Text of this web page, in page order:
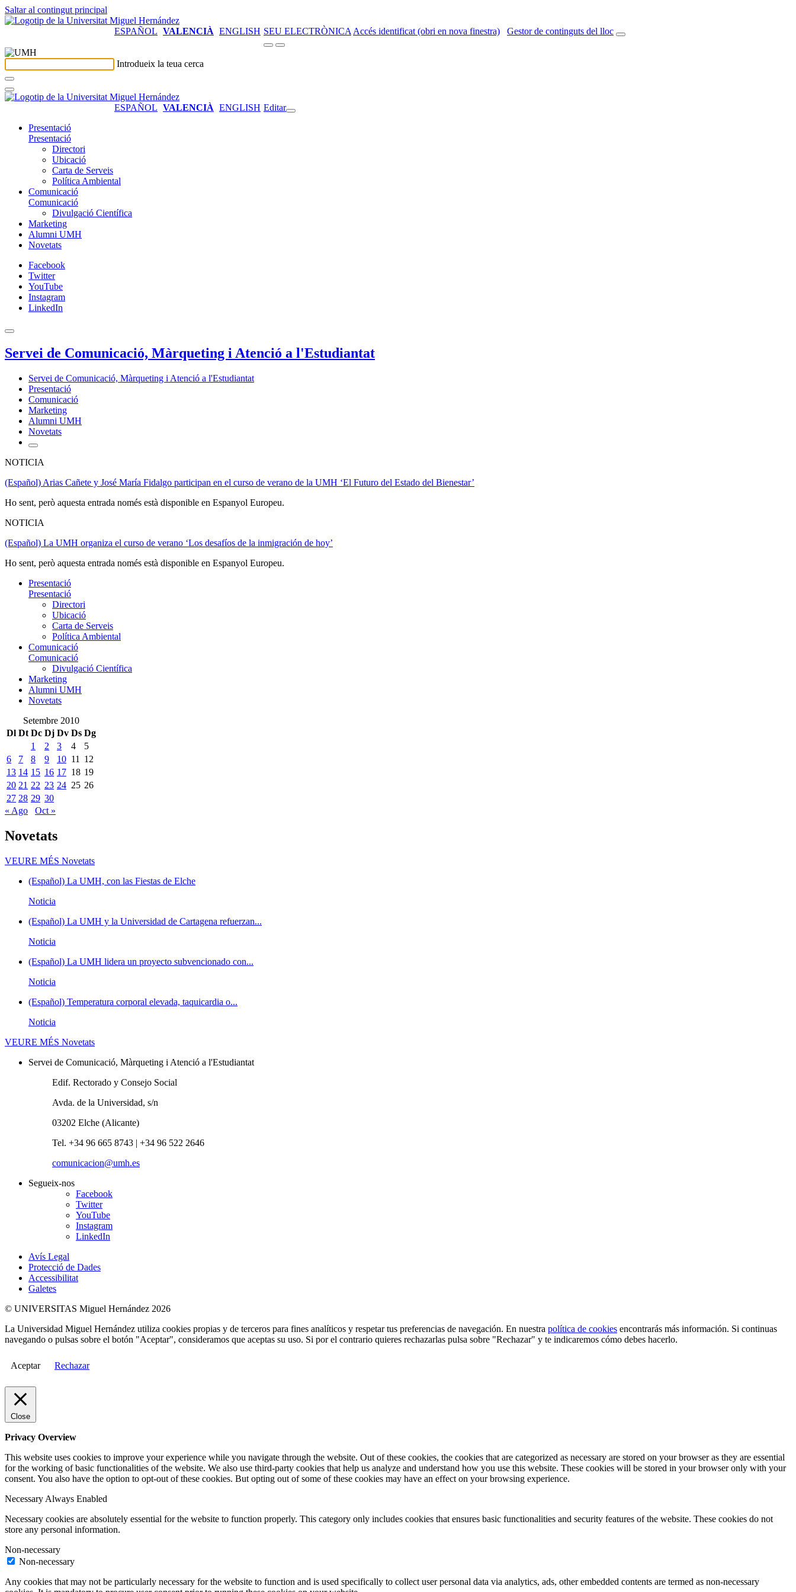
Saltar al contingut principal
ESPAÑOL VALENCIÀ ENGLISH SEU ELECTRÒNICA Accés identificat (obri en nova finestra) Gestor de continguts del lloc
Introdueix la teua cerca
ESPAÑOL VALENCIÀ ENGLISH Editar
Presentació
Presentació
Directori
Ubicació
Carta de Serveis
Política Ambiental
Comunicació
Comunicació
Divulgació Científica
Marketing
Alumni UMH
Novetats
Facebook
Twitter
YouTube
Instagram
LinkedIn
Servei de Comunicació, Màrqueting i Atenció a l'Estudiantat
Servei de Comunicació, Màrqueting i Atenció a l'Estudiantat
Presentació
Comunicació
Marketing
Alumni UMH
Novetats
NOTICIA
(Español) Arias Cañete y José María Fidalgo participan en el curso de verano de la UMH ‘El Futuro del Estado del Bienestar’
Ho sent, però aquesta entrada només està disponible en Espanyol Europeu.
NOTICIA
(Español) La UMH organiza el curso de verano ‘Los desafíos de la inmigración de hoy’
Ho sent, però aquesta entrada només està disponible en Espanyol Europeu.
Presentació
Presentació
Directori
Ubicació
Carta de Serveis
Política Ambiental
Comunicació
Comunicació
Divulgació Científica
Marketing
Alumni UMH
Novetats
Setembre 2010
Dl Dt Dc Dj Dv Ds Dg
1
2 3 4
5
6
7 8 9 10 11
12
13 14 15 16 17 18 19
20 21 22 23 24 25 26
27 28 29 30
« Ago
Oct »
Novetats
VEURE MÉS Novetats
(Español) La UMH, con las Fiestas de Elche
Noticia
(Español) La UMH y la Universidad de Cartagena refuerzan...
Noticia
(Español) La UMH lidera un proyecto subvencionado con...
Noticia
(Español) Temperatura corporal elevada, taquicardia o...
Noticia
VEURE MÉS Novetats
Servei de Comunicació, Màrqueting i Atenció a l'Estudiantat
Edif. Rectorado y Consejo Social
Avda. de la Universidad, s/n
03202 Elche (Alicante)
Tel. +34 96 665 8743 | +34 96 522 2646
comunicacion@umh.es
Segueix-nos
Facebook
Twitter
YouTube
Instagram
LinkedIn
Avís Legal
Protecció de Dades
Accessibilitat
Galetes
© UNIVERSITAS Miguel Hernández 2026
La Universidad Miguel Hernández utiliza cookies propias y de terceros para fines analíticos y respetar tus preferencias de navegación. En nuestra política de cookies encontrarás más información. Si continuas
navegando o pulsas sobre el botón "Aceptar", consideramos que aceptas su uso. Si por el contrario quieres rechazarlas pulsa sobre "Rechazar" y te indicaremos cómo debes hacerlo.
Aceptar Rechazar
Close
Privacy Overview
This website uses cookies to improve your experience while you navigate through the website. Out of these cookies, the cookies that are categorized as necessary are stored on your browser as they are essential
for the working of basic functionalities of the website. We also use third-party cookies that help us analyze and understand how you use this website. These cookies will be stored in your browser only with your
consent. You also have the option to opt-out of these cookies. But opting out of some of these cookies may have an effect on your browsing experience.
Necessary Always Enabled
Necessary cookies are absolutely essential for the website to function properly. This category only includes cookies that ensures basic functionalities and security features of the website. These cookies do not
store any personal information.
Non-necessary
Non-necessary
Any cookies that may not be particularly necessary for the website to function and is used specifically to collect user personal data via analytics, ads, other embedded contents are termed as non-necessary